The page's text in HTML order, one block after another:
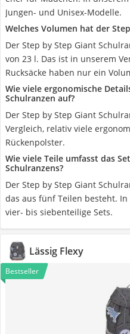
Jungen- und Unisex-Modelle.
Welches Volumen hat der
Der Step by Step Giant
von 23 l. Das ist in unserem
Rucksäcke haben nur ein
Wie viele ergonomische
Schulranzen auf?
Der Step by Step Giant
Vergleich, relativ viele
Rückenpolster.
Wie viele Teile umfasst das
Schulranzens?
Der Step by Step Giant
das aus fünf Teilen besteht.
vier- bis siebenteilige Sets.
Lässig Flexy
Bestseller